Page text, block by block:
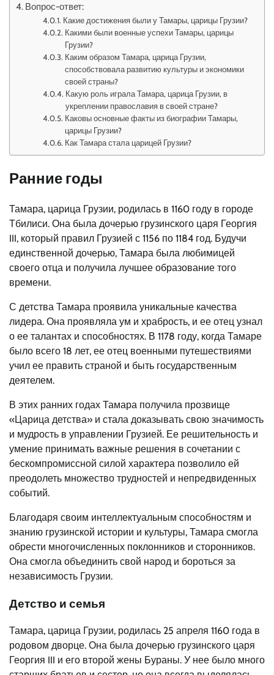
Вопрос-ответ:
Какие достижения были у Тамары, царицы Грузии?
Какими были военные успехи Тамары, царицы
Грузии?
Каким образом Тамара, царица Грузии,
способствовала развитию культуры и экономики
своей страны?
Какую роль играла Тамара, царица Грузии, в
укреплении православия в своей стране?
Каковы основные факты из биографии Тамары,
царицы Грузии?
Как Тамара стала царицей Грузии?
Ранние годы
Тамара, царица Грузии, родилась в 1160 году в городе
Тбилиси. Она была дочерью грузинского царя Георгия
III, который правил Грузией с 1156 по 1184 год. Будучи
единственной дочерью, Тамара была любимицей
своего отца и получила лучшее образование того
времени.
С детства Тамара проявила уникальные качества
лидера. Она проявляла ум и храбрость, и ее отец узнал
о ее талантах и способностях. В 1178 году, когда Тамаре
было всего 18 лет, ее отец военными путешествиями
учил ее править страной и быть государственным
деятелем.
В этих ранних годах Тамара получила прозвище
«Царица детства» и стала доказывать свою значимость
и мудрость в управлении Грузией. Ее решительность и
умение принимать важные решения в сочетании с
бескомпромиссной силой характера позволило ей
преодолеть множество трудностей и непредвиденных
событий.
Благодаря своим интеллектуальным способностям и
знанию грузинской истории и культуры, Тамара смогла
обрести многочисленных поклонников и сторонников.
Она смогла объединить свой народ и бороться за
независимость Грузии.
Детство и семья
Тамара, царица Грузии, родилась 25 апреля 1160 года в
родовом дворце. Она была дочерью грузинского царя
Георгия III и его второй жены Бураны. У нее было много